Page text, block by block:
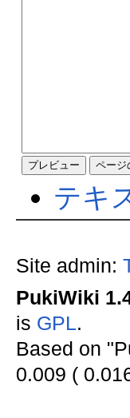
テキ
Site admin:
PukiWiki
is GPL.
Based on
0.009 (